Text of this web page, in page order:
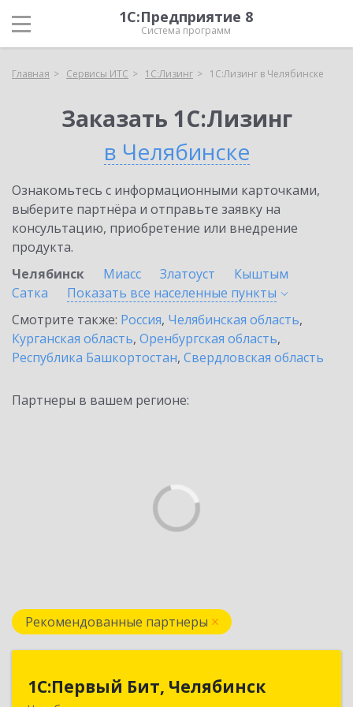
1С:Предприятие 8
Система программ
Главная Сервисы ИТС 1С:Лизинг 1С:Лизинг в Челябинске
Заказать 1С:Лизинг
в Челябинске
Ознакомьтесь с информационными карточками,
выберите партнёра и отправьте заявку на
консультацию, приобретение или внедрение
продукта.
Челябинск
Миасс Златоуст
Кыштым
Сатка
Показать все населенные пункты
Смотрите также: Россия, Челябинская область,
Курганская область, Оренбургская область,
Республика Башкортостан, Свердловская область
Партнеры в вашем регионе:
Рекомендованные партнеры
1С:Первый Бит, Челябинск
1С:Первый Бит, Челябинск